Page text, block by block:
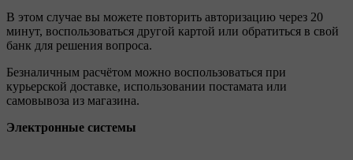
В этом случае вы можете повторить авторизацию через 20
минут, воспользоваться другой картой или обратиться в свой
банк для решения вопроса.
Безналичным расчётом можно воспользоваться при
курьерской доставке, использовании постамата или
самовывоза из магазина.
Электронные системы